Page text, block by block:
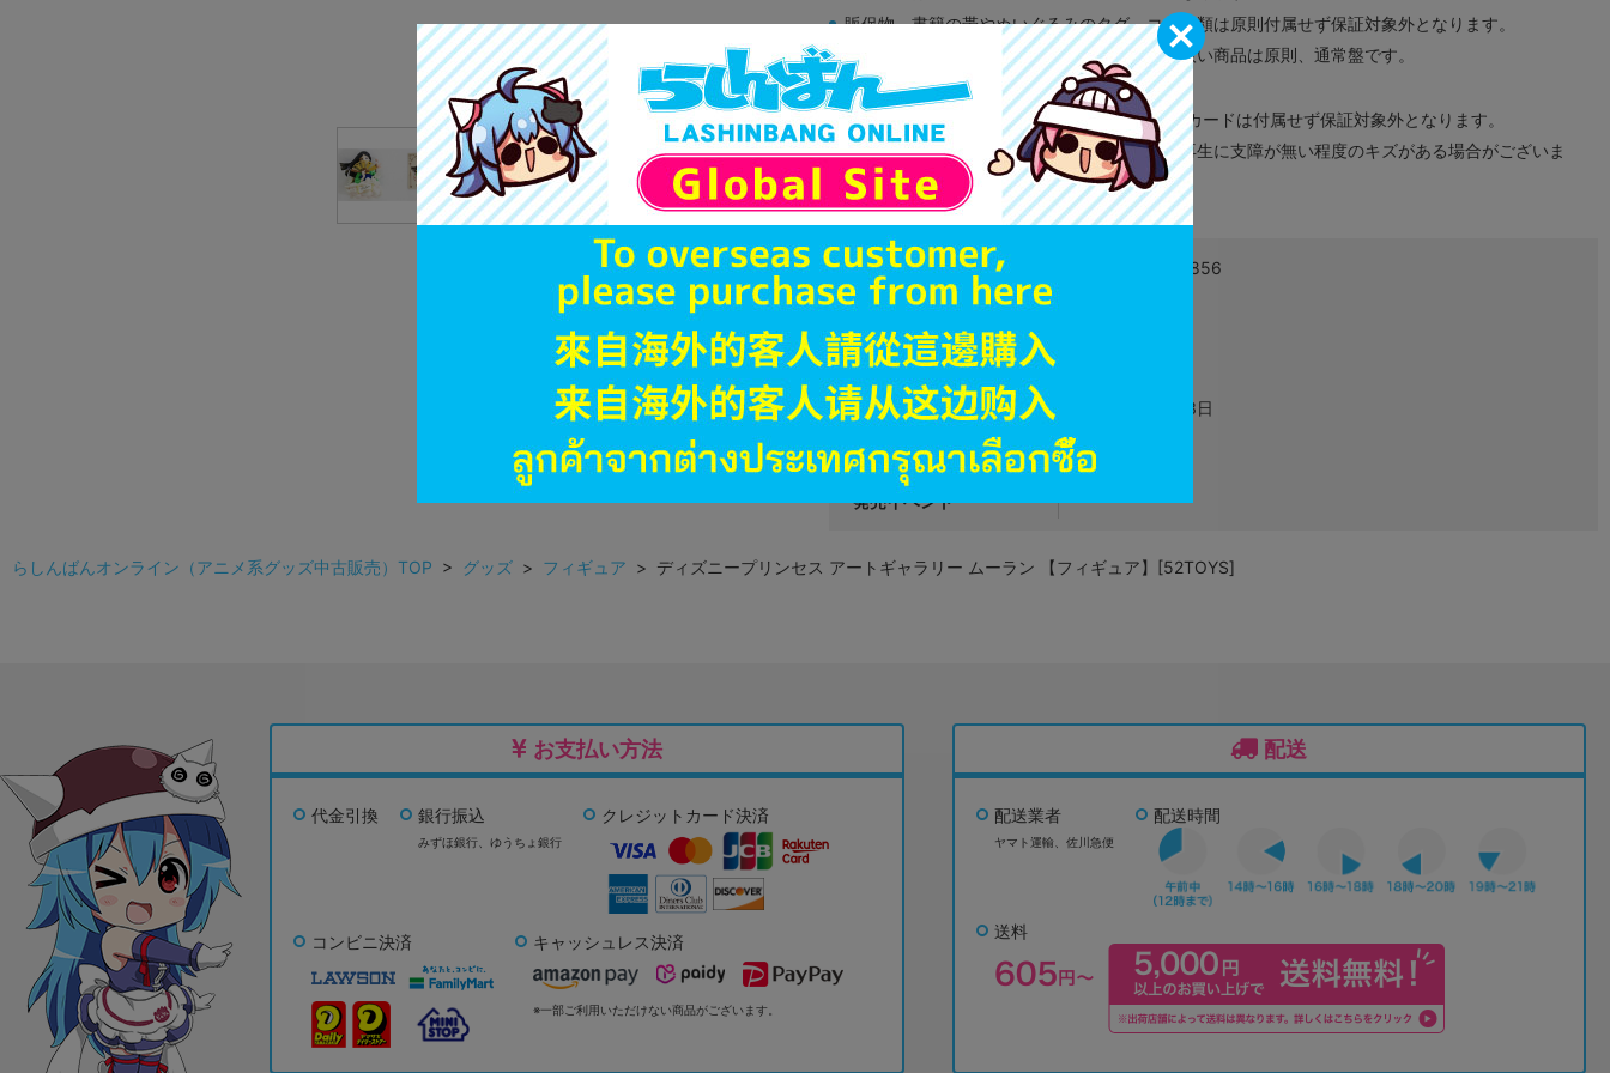
販促物、書籍の帯やぬいぐるみのタグ、コード類は原則付属せず保証対象外となります。
商品名や備考欄に特別な記載が無い限り取り扱い商品は原則、通常盤です。
「電池」は原則として保証対象外となります。
ゲーム機本体には、SDカードなどのメモリーカードは付属せず保証対象外となります。
ディスク類の読み取り面のキズに関しまして再生に支障が無い程度のキズがある場合がございま
す。
※詳細につきましてはコチラ
JANコード 6958985023856
商品番号
商品カテゴリ
発売日 2024年10月23日
種別 フィギュア
発売イベント
らしんばんオンライン（アニメ系グッズ中古販売）TOP > グッズ > フィギュア > ディズニープリンセス アートギャラリー ムーラン 【フィギュア】[52TOYS]
お支払い方法
代金引換 銀行振込
みずほ銀行、 ゆうちょ銀行
クレジットカード決済
コンビニ決済 キャッシュレス決済
※一部ご利用いただけない商品がございます。
配送
配送業者
ヤマト運輸、佐川急便
配送時間
送料